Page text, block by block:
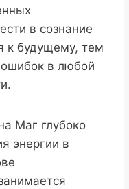
в сознание
к будущему, тем
в любой
Маг глубоко
энергии в